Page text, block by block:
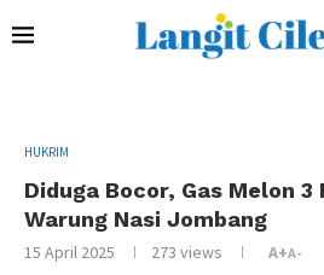
HUKRIM
Diduga Bocor, Gas Melon 3
Warung Nasi Jombang
15 April 2025 273 views A+A-